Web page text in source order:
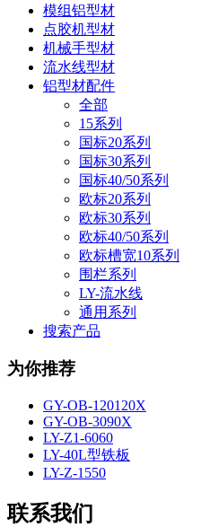
模组铝型材
点胶机型材
机械手型材
流水线型材
铝型材配件
全部
15系列
国标20系列
国标30系列
国标40/50系列
欧标20系列
欧标30系列
欧标40/50系列
欧标槽宽10系列
围栏系列
LY-流水线
通用系列
搜索产品
为你推荐
GY-OB-120120X
GY-OB-3090X
LY-Z1-6060
LY-40L型铁板
LY-Z-1550
联系我们